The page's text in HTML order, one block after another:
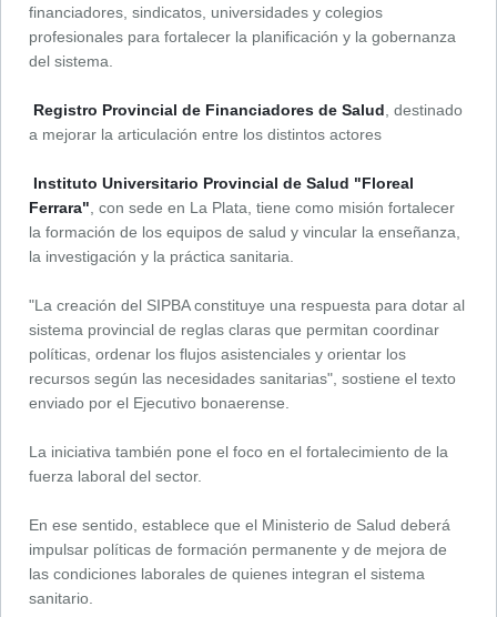
financiadores, sindicatos, universidades y colegios
profesionales para fortalecer la planificación y la gobernanza
del sistema.
Registro Provincial de Financiadores de Salud , destinado
a mejorar la articulación entre los distintos actores
Instituto Universitario Provincial de Salud "Floreal
Ferrara" , con sede en La Plata, tiene como misión fortalecer
la formación de los equipos de salud y vincular la enseñanza,
la investigación y la práctica sanitaria.
"La creación del SIPBA constituye una respuesta para dotar al
sistema provincial de reglas claras que permitan coordinar
políticas, ordenar los flujos asistenciales y orientar los
recursos según las necesidades sanitarias", sostiene el texto
enviado por el Ejecutivo bonaerense.
La iniciativa también pone el foco en el fortalecimiento de la
fuerza laboral del sector.
En ese sentido, establece que el Ministerio de Salud deberá
impulsar políticas de formación permanente y de mejora de
las condiciones laborales de quienes integran el sistema
sanitario.